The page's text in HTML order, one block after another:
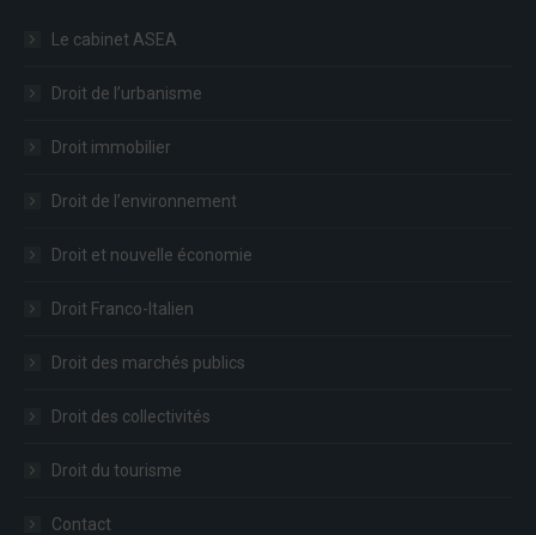
Le cabinet ASEA
Droit de l’urbanisme
Droit immobilier
Droit de l’environnement
Droit et nouvelle économie
Droit Franco-Italien
Droit des marchés publics
Droit des collectivités
Droit du tourisme
Contact